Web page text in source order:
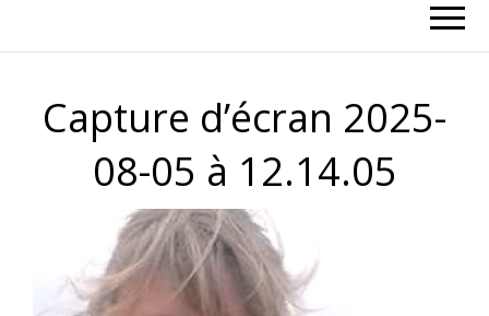
Capture d’écran 2025-
08-05 à 12.14.05